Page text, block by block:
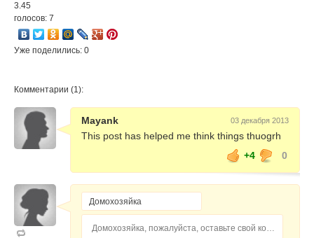
3.45
голосов: 7
Уже поделились: 0
Комментарии (1):
Mayank 03 декабря 2013
This post has helped me think things thuogrh
+4
0
Домохозяйка, пожалуйста, оставьте свой комментарий...